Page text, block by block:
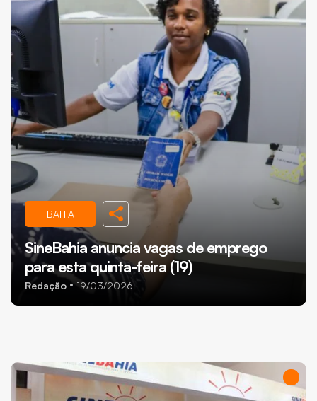
BAHIA
SineBahia anuncia vagas de emprego
para esta quinta-feira (19)
Redação 19/03/2026